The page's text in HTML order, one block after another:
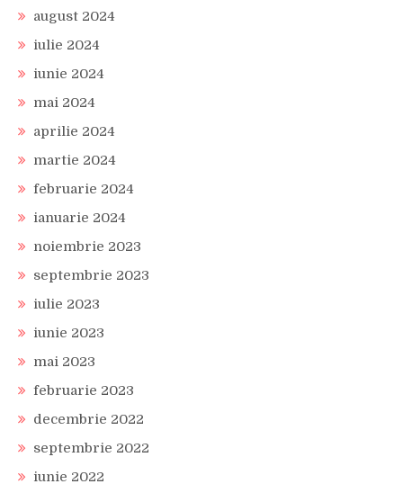
august 2024
iulie 2024
iunie 2024
mai 2024
aprilie 2024
martie 2024
februarie 2024
ianuarie 2024
noiembrie 2023
septembrie 2023
iulie 2023
iunie 2023
mai 2023
februarie 2023
decembrie 2022
septembrie 2022
iunie 2022